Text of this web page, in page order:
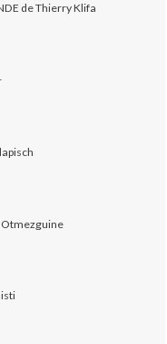
de Thierry Klifa
Otmezguine